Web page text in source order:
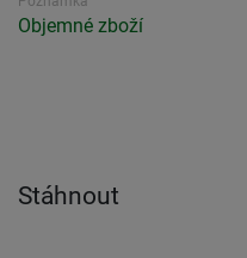
Objemné zboží
Stáhnout